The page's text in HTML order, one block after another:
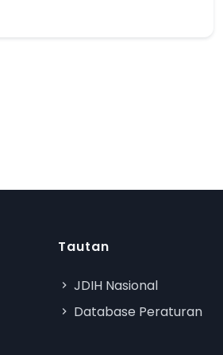
Tautan
JDIH Nasional
Database Peraturan